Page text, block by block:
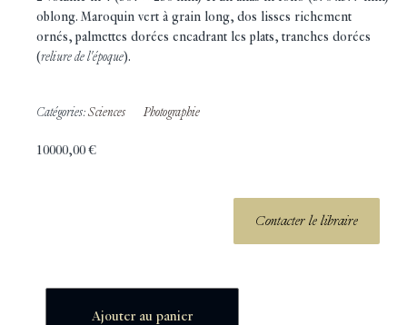
oblong. Maroquin vert à grain long, dos lisses richement
ornés, palmettes dorées encadrant les plats, tranches dorées
(reliure de l'époque).
Catégories: Sciences Photographie
10000,00€
Contacter le libraire
Ajouter au panier